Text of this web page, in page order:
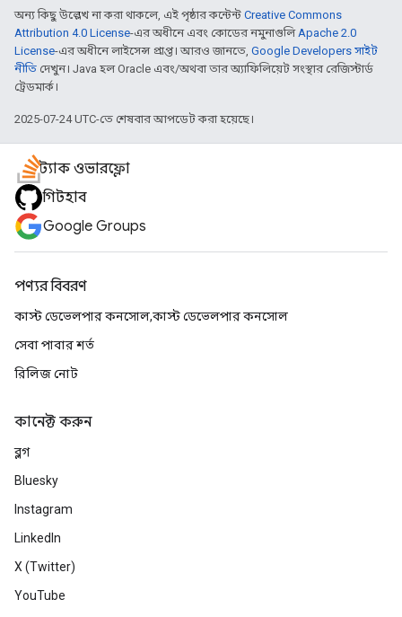
অন্য কিছু উল্লেখ না করা থাকলে, এই পৃষ্ঠার কন্টেন্ট Creative Commons
Attribution 4.0 License-এর অধীনে এবং কোডের নমুনাগুলিApache 2.0
License-এর অধীনে লাইসেন্স প্রাপ্ত। আরও জানতে, Google Developers সাইট
নীতি দেখুন। Java হল Oracle এবং/অথবা তার অ্যাফিলিয়েট সংস্থার রেজিস্টার্ড
ট্রেডমার্ক।
2025-07-24 UTC-তে শেষবার আপডেট করা হয়েছে।
স্ট্যাক ওভারফ্লো
গিটহাব
Google Groups
পণ্যর বিবরণ
কাস্ট ডেভেলপার কনসোল,কাস্ট ডেভেলপার কনসোল
সেবা পাবার শর্ত
রিলিজ নোট
কানেক্ট করুন
ব্লগ
Bluesky
Instagram
LinkedIn
X (Twitter)
YouTube